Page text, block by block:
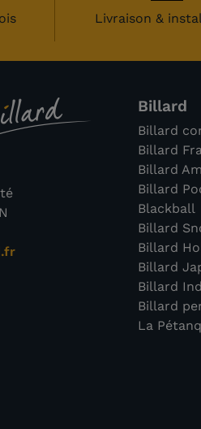
Livraison &
Billard
Billard
Billard
Billard
Billard
Blackball
Billard
Billard
Billard
Billard
Billard
La